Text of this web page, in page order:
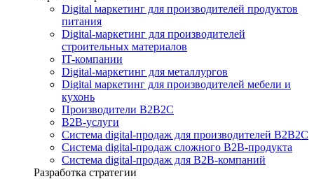
Digital маркетинг для производителей продуктов
питания
Digital-маркетинг для производителей
строительных материалов
IT-компании
Digital-маркетинг для металлургов
Digital маркетинг для производителей мебели и
кухонь
Производители B2B2C
B2B-услуги
Cистема digital-продаж для производителей B2B2C
Система digital-продаж сложного B2B-продукта
Система digital-продаж для B2B-компаний
Разработка стратегии